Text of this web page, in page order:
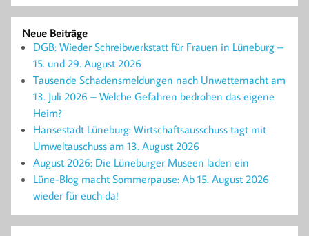
Neue Beiträge
DGB: Wieder Schreibwerkstatt für Frauen in Lüneburg –
15. und 29. August 2026
Tausende Schadensmeldungen nach Unwetternacht am
13. Juli 2026 – Welche Gefahren bedrohen das eigene
Heim?
Hansestadt Lüneburg: Wirtschaftsausschuss tagt mit
Umweltauschuss am 13. August 2026
August 2026: Die Lüneburger Museen laden ein
Lüne-Blog macht Sommerpause: Ab 15. August 2026
wieder für euch da!